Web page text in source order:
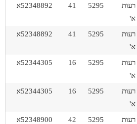
רעות
א'
5295
41 52348892א
רעות
א'
5295
41 52348892א
רעות
א'
5295
16 52344305א
רעות
א'
5295
16 52344305א
רעות
5295
42 52348900א